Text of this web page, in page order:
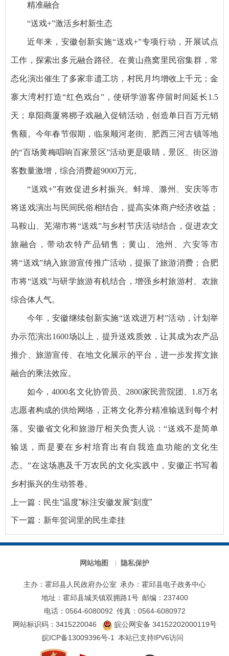
精准融合
“送戏+”激活乡村新生态
近年来，安徽创新实施“送戏+”专项行动，开展试点
工作，探索出多元融合路径。在黄山燕窝里民宿集群，常
态化演出催生了多家非遗工坊，村民月均增收上千元；金
寨大湾村打造“红色戏台”，使研学游客停留时间延长1.5
天；阜阳商厦将梆子戏融入促销活动，创造单日百万元销
售额。今年春节假期，临泉顺河老街、肥西三河古镇等地
的“百场黄梅唱响百家景区”活动更是吸睛，景区、街区游
客数量激增，综合消费超9000万元。
“送戏+”有效促进乡村振兴。蚌埠、滁州、安庆等市
将送戏演出与民间民俗相结合，提高实体商户经济收益；
马鞍山、芜湖市将“送戏”与乡村节庆活动结合，促进农文
旅融合，带动农特产品销售；黄山、池州、六安等市
将“送戏”纳入旅游宣传推广活动，提振了旅游消费；合肥
市将“送戏”与研学旅游有机结合，增强乡村旅游村、农旅
综合体人气。
今年，安徽继续创新实施“送戏进万村”活动，计划举
办示范演出1600场以上，提升送戏质效，让其成为农产品
推介、旅游宣传、在地文化展示的平台，进一步发挥文旅
融合的乘法效应。
如今，4000名文化协管员、2800家民营院团、1.8万名
志愿者构成的供给网络，正将文化养分精准输送到每个村
落。安徽省文化和旅游厅相关负责人说：“送戏不是简单
输送，而是要在乡村培育出有自我造血功能的文化生
态。”在这场惠及千万农民的文化实践中，安徽正书写着
乡村振兴的生动答卷。
上一篇： 民生“温度”标注安徽发展“刻度”
下一篇： 新年贺词里的民生牵挂
网站地图 隐私保护
主办：霍邱县人民政府办公室 承办：霍邱县电子政务中心
地址：霍邱县城关镇双拥路1号 邮编：237400
电话：0564-6080092 传真：0564-6080972
网站标识码：3415220046
皖公网安备 34152202000119号
皖ICP备13009396号-1 本站已支持IPV6访问